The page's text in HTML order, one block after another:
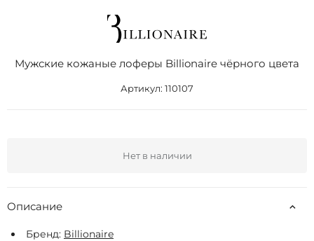
Мужские кожаные лоферы Billionaire чёрного цвета
Артикул: 110107
Нет в наличии
Описание
Бренд: Billionaire